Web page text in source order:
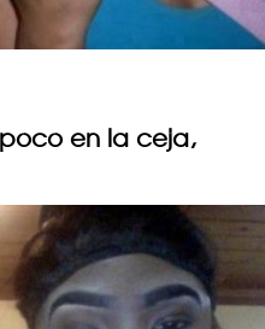
en la ceja,